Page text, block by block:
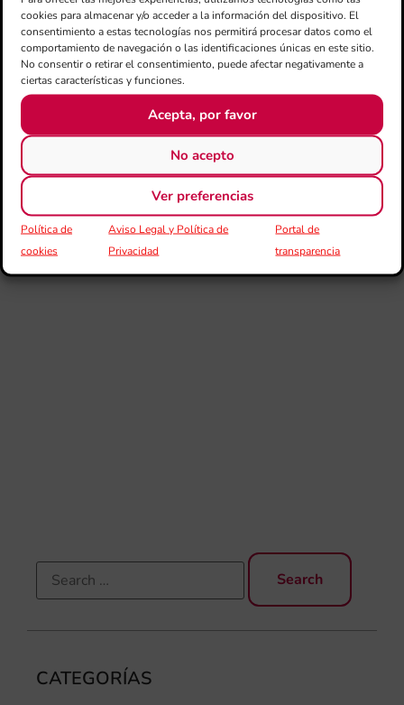
cookies para almacenar y/o acceder a la información del dispositivo. El
consentimiento a estas tecnologías nos permitirá procesar datos como el
comportamiento de navegación o las identificaciones únicas en este sitio.
No consentir o retirar el consentimiento, puede afectar negativamente a
ciertas características y funciones.
Acepta, por favor
No acepto
Ver preferencias
Política de
cookies
Aviso Legal y Política de
Privacidad
Portal de
transparencia
CATEGORÍAS